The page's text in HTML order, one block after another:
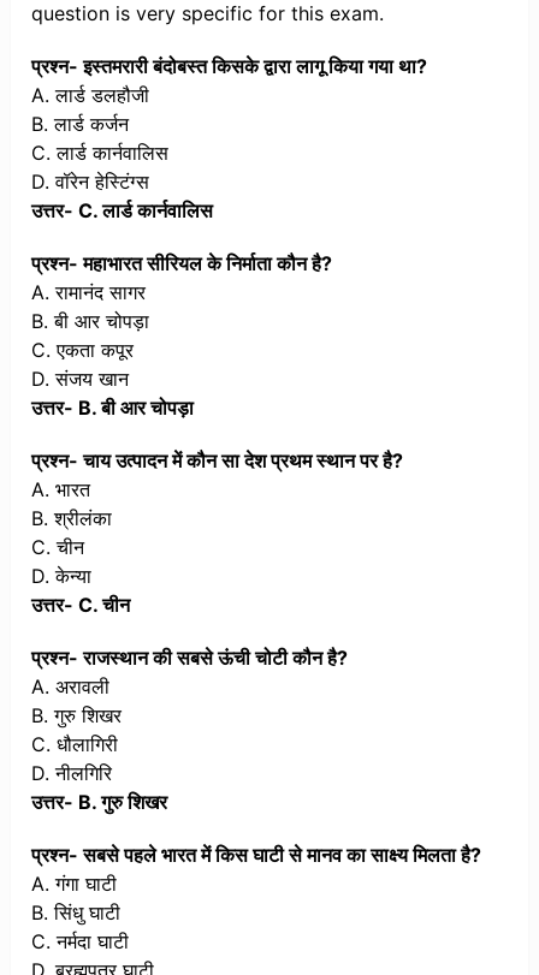
question is very specific for this exam.
प्रश्न- इस्तमरारी बंदोबस्त किसके द्वारा लागू किया गया था?
A. लार्ड डलहौजी
B. लार्ड कर्जन
C. लार्ड कार्नवालिस
D. वॉरेन हेस्टिंग्स
उत्तर- C. लार्ड कार्नवालिस
प्रश्न- महाभारत सीरियल के निर्माता कौन है?
A. रामानंद सागर
B. बी आर चोपड़ा
C. एकता कपूर
D. संजय खान
उत्तर- B. बी आर चोपड़ा
प्रश्न- चाय उत्पादन में कौन सा देश प्रथम स्थान पर है?
A. भारत
B. श्रीलंका
C. चीन
D. केन्या
उत्तर- C. चीन
प्रश्न- राजस्थान की सबसे ऊंची चोटी कौन है?
A. अरावली
B. गुरु शिखर
C. धौलागिरी
D. नीलगिरि
उत्तर- B. गुरु शिखर
प्रश्न- सबसे पहले भारत में किस घाटी से मानव का साक्ष्य मिलता है?
A. गंगा घाटी
B. सिंधु घाटी
C. नर्मदा घाटी